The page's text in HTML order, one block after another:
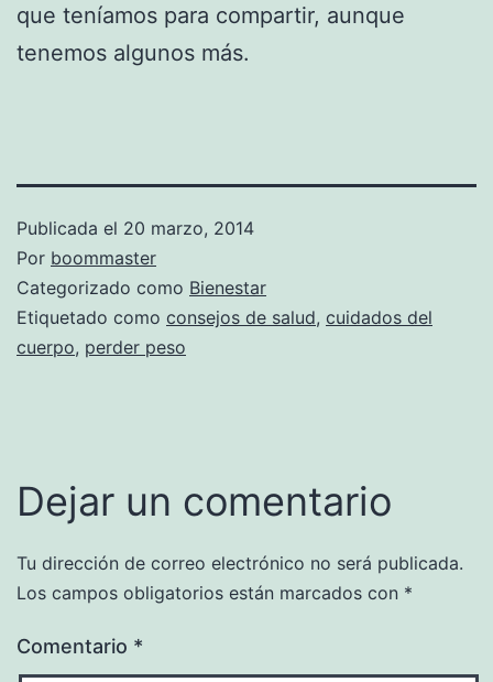
que teníamos para compartir, aunque
tenemos algunos más.
Publicada el 20 marzo, 2014
Por boommaster
Categorizado como Bienestar
Etiquetado como consejos de salud, cuidados del
cuerpo, perder peso
Dejar un comentario
Tu dirección de correo electrónico no será publicada.
Los campos obligatorios están marcados con *
Comentario *